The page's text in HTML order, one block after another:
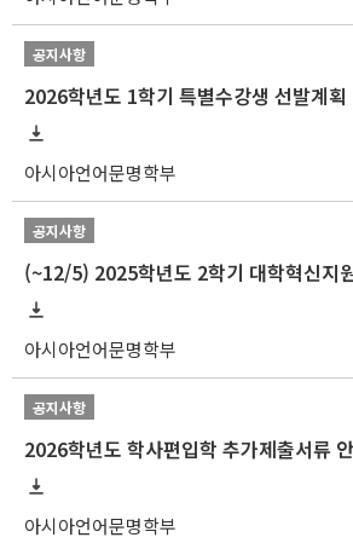
공지사항
2026학년도 1학기 특별수강생 선발계
아시아언어문명학부
공지사항
아시아언어문명학부
공지사항
2026학년도 학사편입학 추가제출서류
아시아언어문명학부